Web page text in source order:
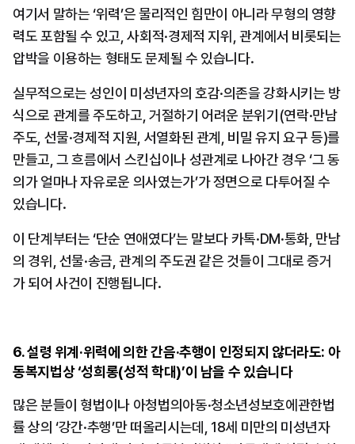
여기서 말하는 ‘위력’은 물리적인 힘만이 아니라 무형의 영향
력도 포함될 수 있고, 사회적·경제적 지위, 관계에서 비롯되는
압박을 이용하는 형태도 문제될 수 있습니다.
실무적으로는 성인이 미성년자의 호감·의존을 강화시키는 방
식으로 관계를 주도하고, 거절하기 어려운 분위기(연락·만남
주도, 선물·경제적 지원, 서열화된 관계, 비밀 유지 요구 등)를
만들고, 그 흐름에서 스킨십이나 성관계로 나아간 경우 ‘그 동
의가 얼마나 자유로운 의사였는가’가 정면으로 다투어질 수
있습니다.
이 단계부터는 ‘단순 연애였다’는 말보다 카톡·DM·통화, 만남
의 경위, 선물·송금, 관계의 주도권 같은 것들이 그대로 증거
가 되어 사건이 진행됩니다.
6. 설령 위계·위력에 의한 간음·추행이 인정되지 않더라도: 아
동복지법상 ‘성희롱(성적 학대)’이 남을 수 있습니다
많은 분들이 형법이나 아청법의아동·청소년성보호에관한법
률 상의 ‘강간·추행’만 떠올리시는데, 18세 미만의 미성년자